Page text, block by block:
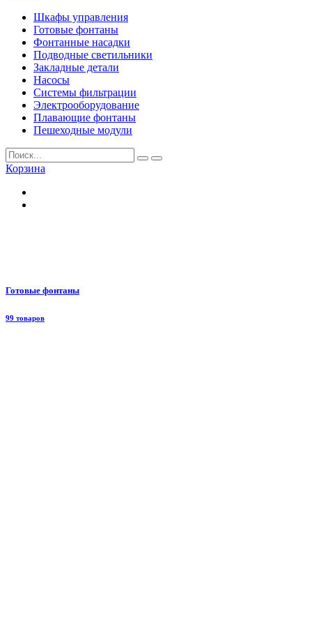
Шкафы управления
Готовые фонтаны
Фонтанные насадки
Подводные светильники
Закладные детали
Насосы
Системы фильтрации
Электрооборудование
Плавающие фонтаны
Пешеходные модули
Корзина
Готовые фонтаны
99 товаров